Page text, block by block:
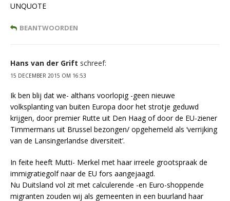
UNQUOTE
BEANTWOORDEN
Hans van der Grift schreef:
15 DECEMBER 2015 OM 16:53
Ik ben blij dat we- althans voorlopig -geen nieuwe
volksplanting van buiten Europa door het strotje geduwd
krijgen, door premier Rutte uit Den Haag of door de EU-ziener
Timmermans uit Brussel bezongen/ opgehemeld als ‘verrijking
van de Lansingerlandse diversiteit’.
In feite heeft Mutti- Merkel met haar irreele grootspraak de
immigratiegolf naar de EU fors aangejaagd.
Nu Duitsland vol zit met calculerende -en Euro-shoppende
migranten zouden wij als gemeenten in een buurland haar